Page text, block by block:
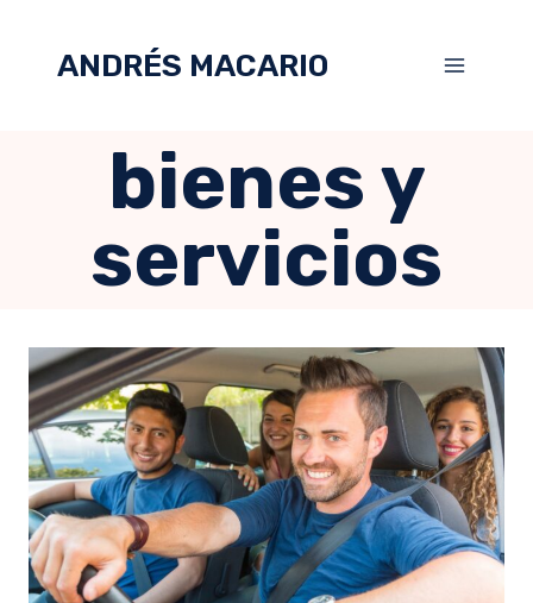
ANDRÉS MACARIO
bienes y
servicios